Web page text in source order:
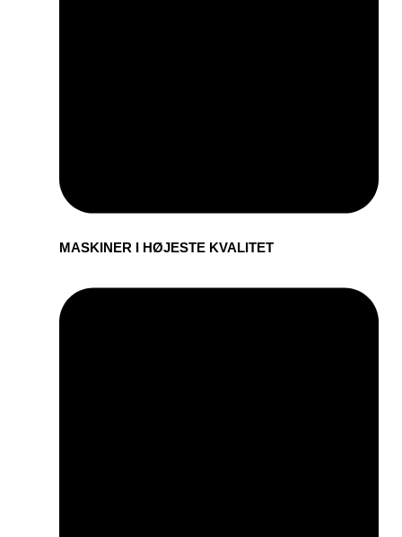
MASKINER I HØJESTE KVALITET